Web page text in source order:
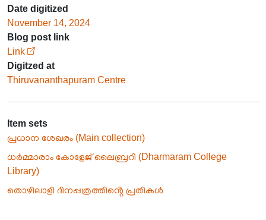
Date digitized
November 14, 2024
Blog post link
Link
Digitzed at
Thiruvananthapuram Centre
Item sets
പ്രധാന ശേഖരം (Main collection)
ധർമ്മാരാം കോളേജ് ലൈബ്രറി (Dharmaram College
Library)
തൊഴിലാളി ദിനപ്പത്രത്തിൻ്റെ പ്രതികൾ